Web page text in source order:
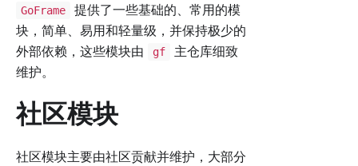
GoFrame
提供了一些基础的、常用的模
块，简单、易用和轻量级，并保持极少的
外部依赖，这些模块由
gf
主仓库细致
维护。
社区模块
社区模块主要由社区贡献并维护，大部分